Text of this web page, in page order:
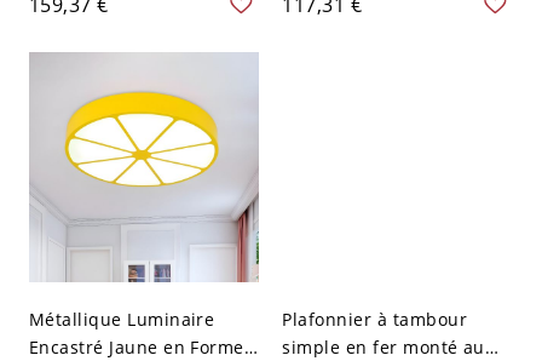
Plafonnier LED pour
Chambre - Bleu 110 V-120
Chambre d'Enfants - Rose
Métallique Luminaire
Encastré Jaune en Forme
Plafonnier à tambour
simple en fer monté au